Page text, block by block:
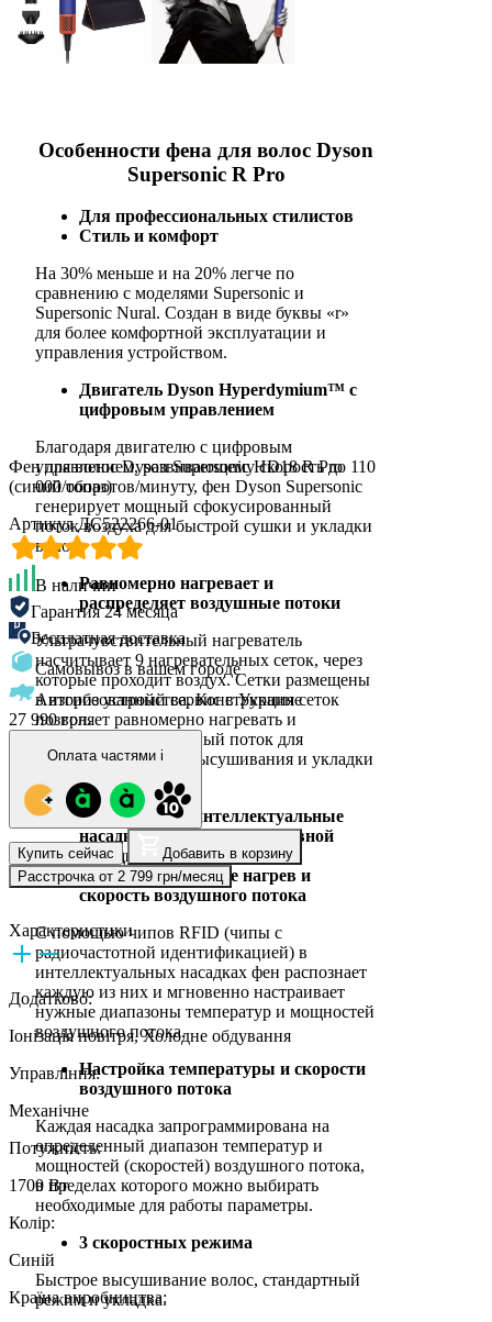
Особенности фена для волос Dyson
Supersonic R Pro
Для профессиональных стилистов
Стиль и комфорт
На 30% меньше и на 20% легче по
сравнению с моделями Supersonic и
Supersonic Nural. Создан в виде буквы «r»
для более комфортной эксплуатации и
управления устройством.
Двигатель Dyson Hyperdymium™ с
цифровым управлением
Благодаря двигателю с цифровым
управлением, развивающему скорость до 110
000 оборотов/минуту, фен Dyson Supersonic
генерирует мощный сфокусированный
поток воздуха для быстрой сушки и укладки
волос.
Равномерно нагревает и
распределяет воздушные потоки
Ультрачувствительный нагреватель
насчитывает 9 нагревательных сеток, через
которые проходит воздух. Сетки размещены
в изгибе устройства. Конструкция сеток
позволяет равномерно нагревать и
распределять воздушный поток для
быстрого и точного высушивания и укладки
волос.
Обновленные интеллектуальные
насадки для более эффективной
укладки
Оптимизированные нагрев и
скорость воздушного потока
С помощью чипов RFID (чипы с
радиочастотной идентификацией) в
интеллектуальных насадках фен распознает
каждую из них и мгновенно настраивает
нужные диапазоны температур и мощностей
воздушного потока.
Настройка температуры и скорости
воздушного потока
Каждая насадка запрограммирована на
определенный диапазон температур и
мощностей (скоростей) воздушного потока,
в пределах которого можно выбирать
необходимые для работы параметры.
3 скоростных режима
Быстрое высушивание волос, стандартный
режим и укладка.
Фен для волос Dyson Supersonic HD18 R Pro
(синий/топаз)
Артикул ДС522266-01
В наличии
Гарантия 24 месяца
Бесплатная доставка
Самовывоз в вашем городе
Авторизованный сервис в Украине
27 990 грн.
Оплата частями i
Купить сейчас
Добавить в корзину
Расстрочка от 2 799 грн/месяц
Характеристики
Додатково:
Іонізація повітря, Холодне обдування
Управління:
Механічне
Потужність:
1700 Вт
Колір:
Синій
Країна виробництва: